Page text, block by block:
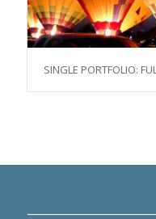
SINGLE PORTFOLIO: